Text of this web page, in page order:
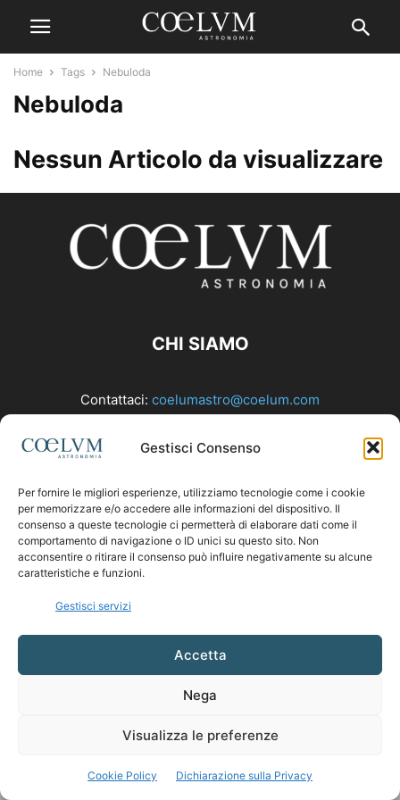
Gestisci Consenso
Per fornire le migliori esperienze, utilizziamo tecnologie come i cookie
per memorizzare e/o accedere alle informazioni del dispositivo. Il
consenso a queste tecnologie ci permetterà di elaborare dati come il
comportamento di navigazione o ID unici su questo sito. Non
acconsentire o ritirare il consenso può influire negativamente su alcune
caratteristiche e funzioni.
Gestisci servizi
Accetta
Nega
Visualizza le preferenze
Cookie Policy Dichiarazione sulla Privacy
Home Tags Nebuloda
Nebuloda
Nessun Articolo da visualizzare
CHI SIAMO
Contattaci: coelumastro@coelum.com
SEGUICI